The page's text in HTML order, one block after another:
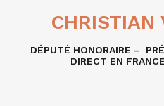
CHRISTIAN
DÉPUTÉ HONORAIRE –
DIRECT EN